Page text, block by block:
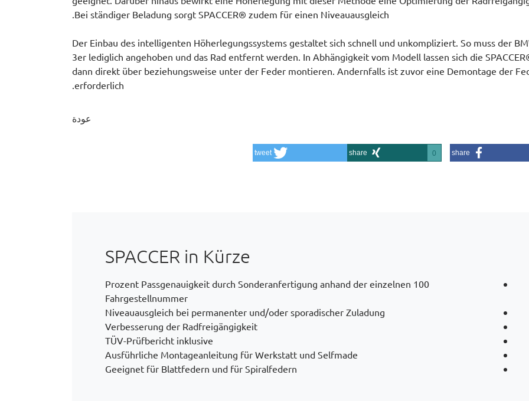
Bei ständiger Beladung sorgt SPACCER® zudem für einen Niveauausgleich.
Der Einbau des intelligenten Höherlegungssystems gestaltet sich schnell und unkompliziert. So muss der
3er lediglich angehoben und das Rad entfernt werden. In Abhängigkeit vom Modell lassen sich die
dann direkt über beziehungsweise unter der Feder montieren. Andernfalls ist zuvor eine Demontage der
erforderlich.
عودة
share
share 0
tweet
SPACCER in Kürze
100 Prozent Passgenauigkeit durch Sonderanfertigung anhand der einzelnen
Fahrgestellnummer
Niveauausgleich bei permanenter und/oder sporadischer Zuladung
Verbesserung der Radfreigängigkeit
TÜV-Prüfbericht inklusive
Ausführliche Montageanleitung für Werkstatt und Selfmade
Geeignet für Blattfedern und für Spiralfedern